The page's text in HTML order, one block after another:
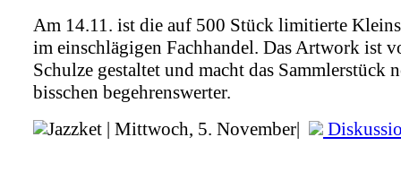
Am 14.11. ist die auf 500 Stück limitierte
im einschlägigen Fachhandel. Das Artwork ist
Schulze gestaltet und macht das Sammlerstück
bisschen begehrenswerter.
Jazzket | Mittwoch, 5. November|